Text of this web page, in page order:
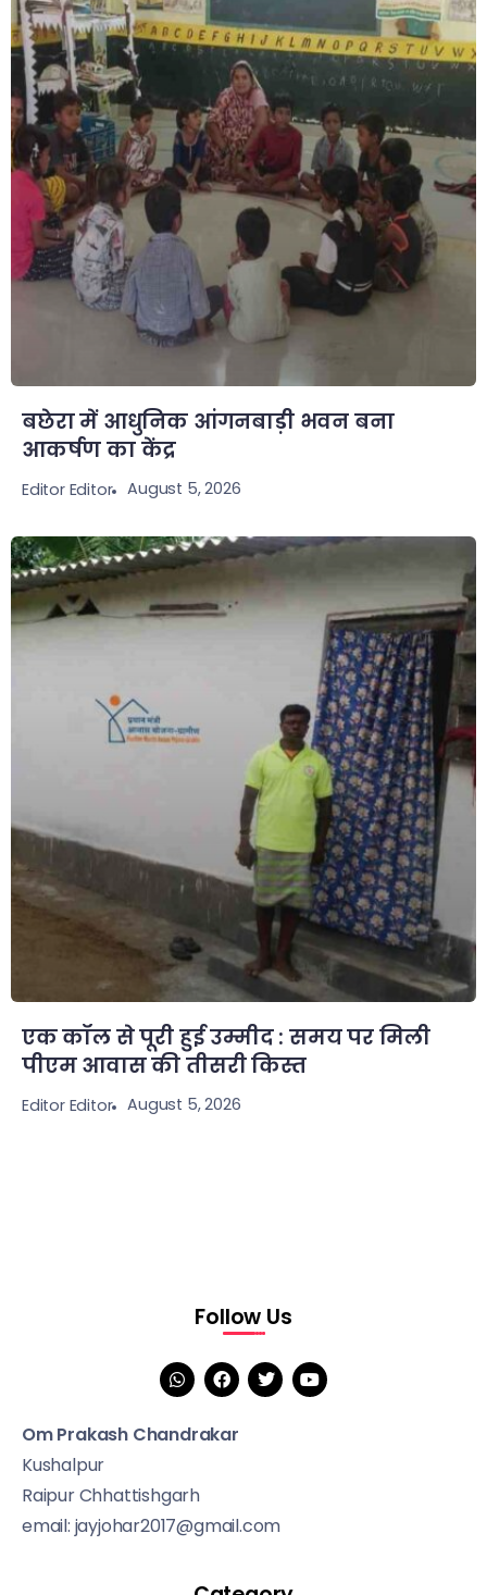
बछेरा में आधुनिक आंगनबाड़ी भवन बना
आकर्षण का केंद्र
Editor Editor August 5, 2026
एक कॉल से पूरी हुई उम्मीद : समय पर मिली
पीएम आवास की तीसरी किस्त
Editor Editor August 5, 2026
Follow Us
Om Prakash Chandrakar
Kushalpur
Raipur Chhattishgarh
email: jayjohar2017@gmail.com